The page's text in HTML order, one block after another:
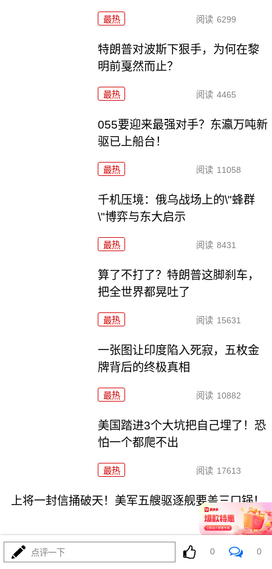
最热 阅读 6299
特朗普对波斯下狠手，为何在黎
明前戛然而止？
最热 阅读 4465
055要迎来最强对手？东瀛万吨新
驱已上船台！
最热 阅读 11058
千机压境：俄乌战场上的\"蜂群
\"博弈与东大启示
最热 阅读 8431
算了不打了？特朗普这脚刹车，
把全世界都晃吐了
最热 阅读 15631
一张图让印度陷入死寂，五枚金
牌背后的终极真相
最热 阅读 10882
美国踏进3个大坑把自己埋了！恐
怕一个都爬不出
最热 阅读 17613
上将一封信捅破天！美军五艘驱逐舰要盖三口锅！
点评一下 0 0